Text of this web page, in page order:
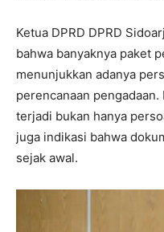
Ketua DPRD DPRD
bahwa banyaknya paket
menunjukkan adanya
perencanaan
terjadi bukan hanya
juga indikasi bahwa
sejak awal.